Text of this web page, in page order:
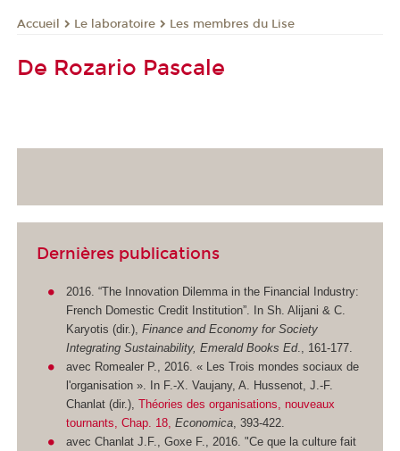
Accueil Le laboratoire Les membres du Lise
De Rozario Pascale
Dernières publications
2016. “The Innovation Dilemma in the Financial Industry:
French Domestic Credit Institution”. In Sh. Alijani & C.
Karyotis (dir.), Finance and Economy for Society
Integrating Sustainability, Emerald Books Ed., 161-177.
avec Romealer P., 2016. « Les Trois mondes sociaux de
l'organisation ». In F.-X. Vaujany, A. Hussenot, J.-F.
Chanlat (dir.), Théories des organisations, nouveaux
tournants, Chap. 18, Economica, 393-422.
avec Chanlat J.F., Goxe F., 2016. "Ce que la culture fait